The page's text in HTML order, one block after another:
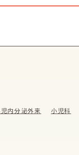
内分泌外来 小児科